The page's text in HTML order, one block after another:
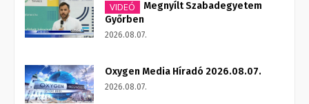
VIDEÓ
Megnyílt Szabadegyetem
Győrben
2026.08.07.
Oxygen Media Híradó 2026.08.07.
2026.08.07.